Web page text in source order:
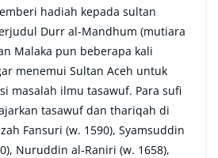
hadiah kepada sultan
Durr al-Mandhum (mutiara
Malaka pun beberapa kali
menemui Sultan Aceh untuk
masalah ilmu tasawuf. Para sufi
tasawuf dan thariqah di
Fansuri (w. 1590), Syamsuddin
Nuruddin al-Raniri (w. 1658),